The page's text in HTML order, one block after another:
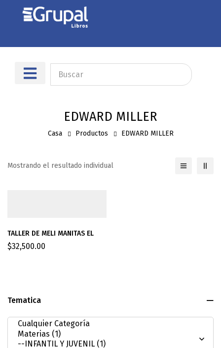
EDWARD MILLER
Casa Productos EDWARD MILLER
Tematica
Mostrando el resultado individual
TALLER DE MELI MANITAS EL
$32,500.00